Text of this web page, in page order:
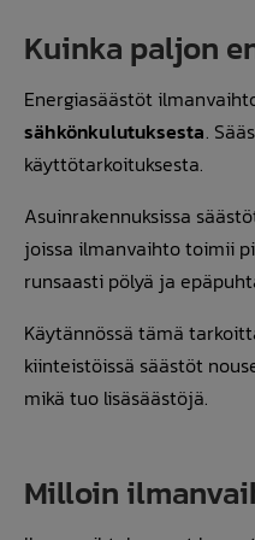
Kuinka paljon
Energiasäästöt
sähkönkulutuksesta.
käyttötarkoituksesta.
Asuinrakennuksissa
joissa ilmanvaihto toimii
runsaasti pölyä ja
Käytännössä tämä
kiinteistöissä säästöt
mikä tuo lisäsäästöjä.
Milloin